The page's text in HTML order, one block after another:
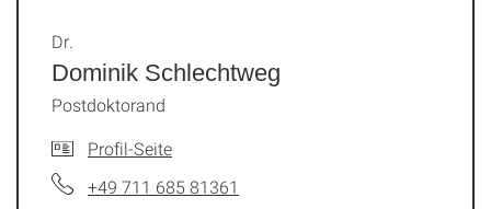
Dominik Schlechtweg
Dr.
Postdoktorand
Profil-Seite
+49 711 685 81361